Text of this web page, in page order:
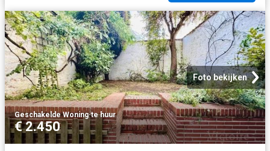
Foto bekijken
Geschakelde Woning·te huur
€ 2.450